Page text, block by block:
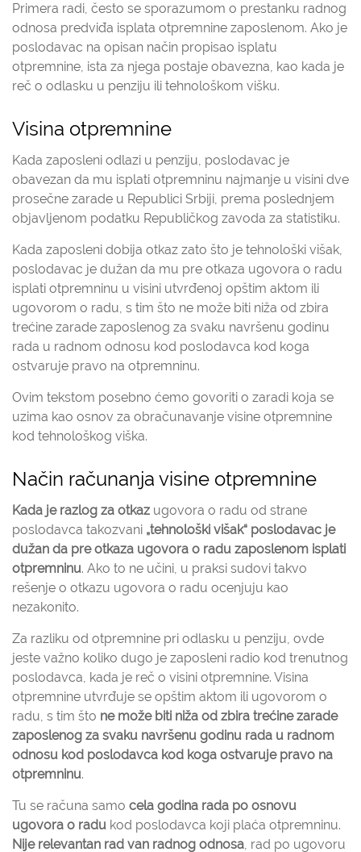
Primera radi, često se sporazumom o prestanku radnog
odnosa predviđa isplata otpremnine zaposlenom. Ako je
poslodavac na opisan način propisao isplatu
otpremnine, ista za njega postaje obavezna, kao kada je
reč o odlasku u penziju ili tehnološkom višku.
Visina otpremnine
Kada zaposleni odlazi u penziju, poslodavac je
obavezan da mu isplati otpremninu najmanje u visini dve
prosečne zarade u Republici Srbiji, prema poslednjem
objavljenom podatku Republičkog zavoda za statistiku.
Kada zaposleni dobija otkaz zato što je tehnološki višak,
poslodavac je dužan da mu pre otkaza ugovora o radu
isplati otpremninu u visini utvrđenoj opštim aktom ili
ugovorom o radu, s tim što ne može biti niža od zbira
trećine zarade zaposlenog za svaku navršenu godinu
rada u radnom odnosu kod poslodavca kod koga
ostvaruje pravo na otpremninu.
Ovim tekstom posebno ćemo govoriti o zaradi koja se
uzima kao osnov za obračunavanje visine otpremnine
kod tehnološkog viška.
Način računanja visine otpremnine
Kada je razlog za otkaz ugovora o radu od strane
poslodavca takozvani „tehnološki višak“ poslodavac je
dužan da pre otkaza ugovora o radu zaposlenom isplati
otpremninu. Ako to ne učini, u praksi sudovi takvo
rešenje o otkazu ugovora o radu ocenjuju kao
nezakonito.
Za razliku od otpremnine pri odlasku u penziju, ovde
jeste važno koliko dugo je zaposleni radio kod trenutnog
poslodavca, kada je reč o visini otpremnine. Visina
otpremnine utvrđuje se opštim aktom ili ugovorom o
radu, s tim što ne može biti niža od zbira trećine zarade
zaposlenog za svaku navršenu godinu rada u radnom
odnosu kod poslodavca kod koga ostvaruje pravo na
otpremninu.
Tu se računa samo cela godina rada po osnovu
ugovora o radu kod poslodavca koji plaća otpremninu.
Nije relevantan rad van radnog odnosa, rad po ugovoru